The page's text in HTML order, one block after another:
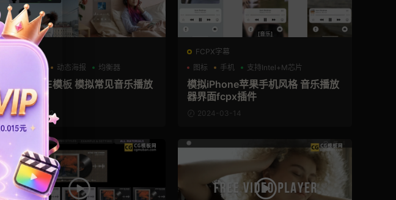
AE模板
pr logo模板
动态海报 均衡器
PR模板+AE模板 模拟常见音乐播放
器界面
2024-07-12
FCPX字幕
图标
手机 支持Intel+M芯片
模拟iPhone苹果手机风格 音乐播放
器界面fcpx插件
2024-03-14